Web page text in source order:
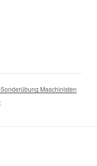
Sonderübung Maschinisten